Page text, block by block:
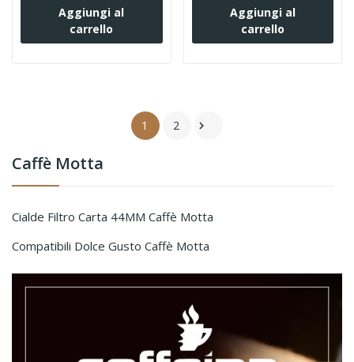
Caffè Motta
Cialde Filtro Carta 44MM Caffè Motta
Compatibili Dolce Gusto Caffè Motta
Aggiungi al
carrello
Aggiungi al
carrello
1 2 